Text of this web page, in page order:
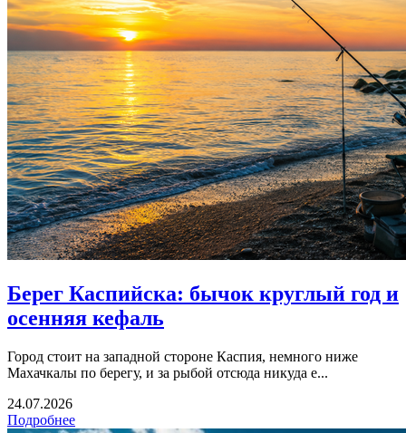
Берег Каспийска: бычок круглый год и
осенняя кефаль
Город стоит на западной стороне Каспия, немного ниже
Махачкалы по берегу, и за рыбой отсюда никуда е...
24.07.2026
Подробнее